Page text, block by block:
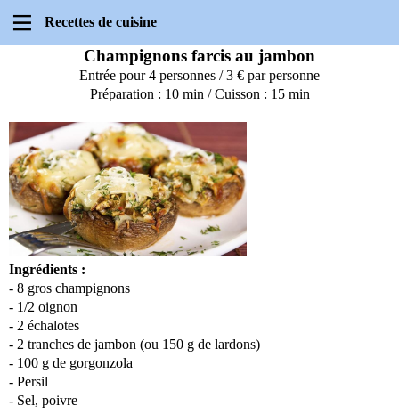
Recettes de cuisine
Champignons farcis au jambon
Entrée pour 4 personnes / 3 € par personne
Préparation : 10 min / Cuisson : 15 min
Ingrédients :
- 8 gros champignons
- 1/2 oignon
- 2 échalotes
- 2 tranches de jambon (ou 150 g de lardons)
- 100 g de gorgonzola
- Persil
- Sel, poivre